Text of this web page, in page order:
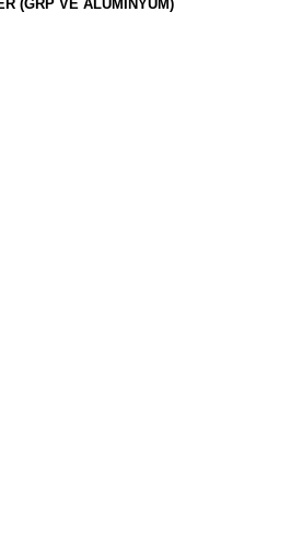
(GRP VE ALÜMINYUM)